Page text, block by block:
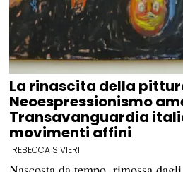
La rinascita della
Neoespressionismo
Transavanguardia
movimenti affini
REBECCA SIVIERI